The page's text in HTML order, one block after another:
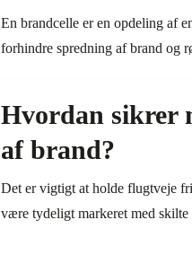
En brandcelle er en opdeling af
forhindre spredning af brand og
Hvordan sikrer
af brand?
Det er vigtigt at holde flugtveje
være tydeligt markeret med